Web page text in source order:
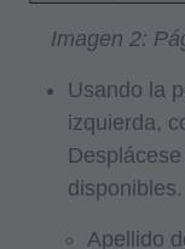
Imagen 2:
Usando la
izquierda,
disponibles.
Apellido